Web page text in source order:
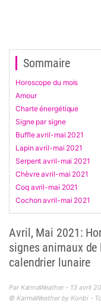
Sommaire
Horoscope du mois
Amour
Charte énergétique
Signe par signe
Buffle avril-mai 2021
Lapin avril-mai 2021
Serpent avril-mai 2021
Chèvre avril-mai 2021
Coq avril-mai 2021
Cochon avril-mai 2021
Avril, Mai 2021:
signes animaux
calendrier lunaire
Par KarmaWeather - 13 avril
© KarmaWeather by Konbi -